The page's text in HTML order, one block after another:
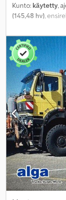
Kunto: käytetty,
(145,48 hv),
mekaaninen,
istuimien määrä:2